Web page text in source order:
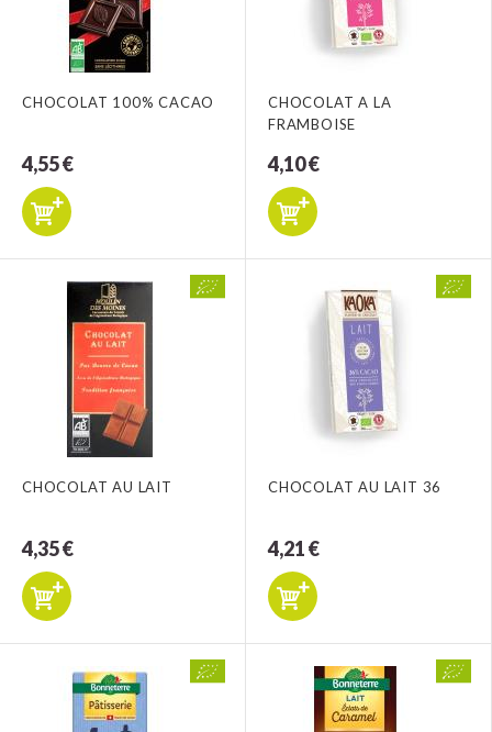
CHOCOLAT 100% CACAO
4,55 €
CHOCOLAT A LA
FRAMBOISE
4,10 €
CHOCOLAT AU LAIT
4,35 €
CHOCOLAT AU LAIT 36
4,21 €